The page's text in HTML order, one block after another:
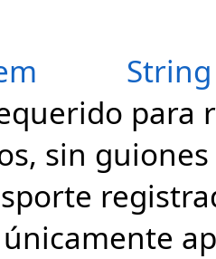
String
para
sin